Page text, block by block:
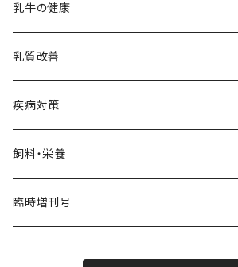
乳牛の健康
乳質改善
疾病対策
飼料・栄養
臨時増刊号